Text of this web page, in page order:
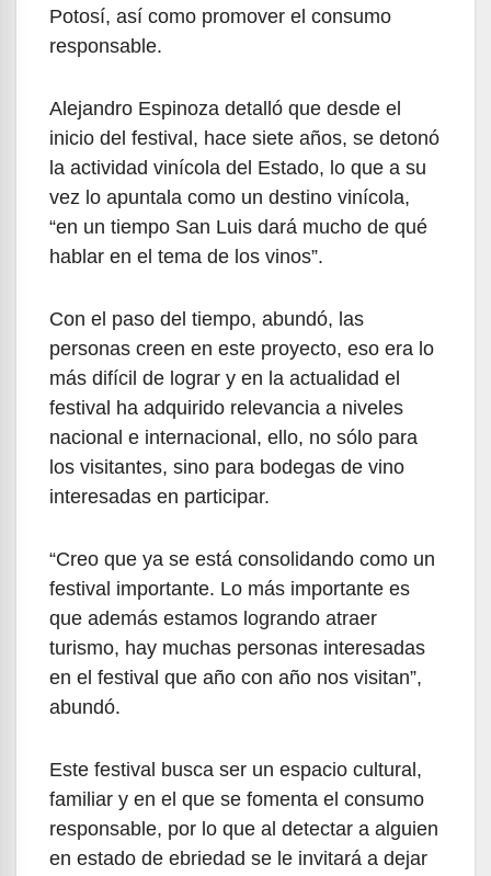
Potosí, así como promover el consumo
responsable.
Alejandro Espinoza detalló que desde el
inicio del festival, hace siete años, se detonó
la actividad vinícola del Estado, lo que a su
vez lo apuntala como un destino vinícola,
“en un tiempo San Luis dará mucho de qué
hablar en el tema de los vinos”.
Con el paso del tiempo, abundó, las
personas creen en este proyecto, eso era lo
más difícil de lograr y en la actualidad el
festival ha adquirido relevancia a niveles
nacional e internacional, ello, no sólo para
los visitantes, sino para bodegas de vino
interesadas en participar.
“Creo que ya se está consolidando como un
festival importante. Lo más importante es
que además estamos logrando atraer
turismo, hay muchas personas interesadas
en el festival que año con año nos visitan”,
abundó.
Este festival busca ser un espacio cultural,
familiar y en el que se fomenta el consumo
responsable, por lo que al detectar a alguien
en estado de ebriedad se le invitará a dejar